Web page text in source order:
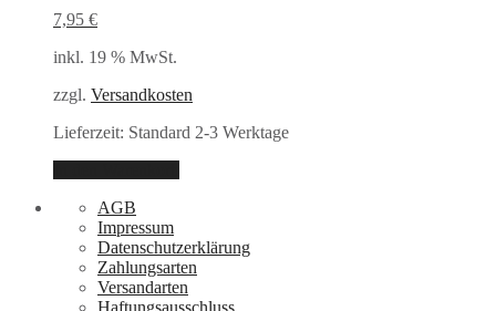
7,95 €
inkl. 19 % MwSt.
zzgl. Versandkosten
Lieferzeit: Standard 2-3 Werktage
AGB
Impressum
Datenschutzerklärung
Zahlungsarten
Versandarten
Haftungsausschluss